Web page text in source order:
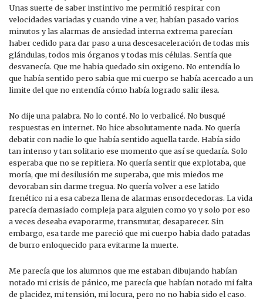
Unas suerte de saber instintivo me permitió respirar con
velocidades variadas y cuando vine a ver, habían pasado varios
minutos y las alarmas de ansiedad interna extrema parecían
haber cedido para dar paso a una descesaceleración de todas mis
glándulas, todos mis órganos y todas mis células. Sentía que
desvanecía. Que me habia quedado sin oxigeno. No entendía lo
que había sentido pero sabia que mi cuerpo se había acercado a un
limite del que no entendía cómo había logrado salir ilesa.
No dije una palabra. No lo conté. No lo verbalicé. No busqué
respuestas en internet. No hice absolutamente nada. No quería
debatir con nadie lo que había sentido aquella tarde. Había sido
tan intenso y tan solitario ese momento que así se quedaría. Solo
esperaba que no se repitiera. No quería sentir que explotaba, que
moría, que mi desilusión me superaba, que mis miedos me
devoraban sin darme tregua. No quería volver a ese latido
frenético ni a esa cabeza llena de alarmas ensordecedoras. La vida
parecía demasiado compleja para alguien como yo y solo por eso
a veces deseaba evaporarme, transmutar, desaparecer. Sin
embargo, esa tarde me pareció que mi cuerpo habia dado patadas
de burro enloquecido para evitarme la muerte.
Me parecía que los alumnos que me estaban dibujando habían
notado mi crisis de pánico, me parecía que habían notado mi falta
de placidez, mi tensión, mi locura, pero no no habia sido el caso.